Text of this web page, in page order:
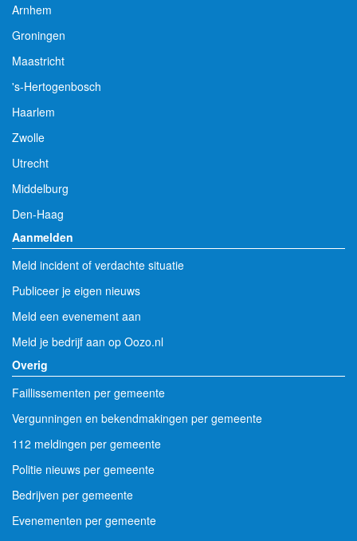
Arnhem
Groningen
Maastricht
's-Hertogenbosch
Haarlem
Zwolle
Utrecht
Middelburg
Den-Haag
Aanmelden
Meld incident of verdachte situatie
Publiceer je eigen nieuws
Meld een evenement aan
Meld je bedrijf aan op Oozo.nl
Overig
Faillissementen per gemeente
Vergunningen en bekendmakingen per gemeente
112 meldingen per gemeente
Politie nieuws per gemeente
Bedrijven per gemeente
Evenementen per gemeente